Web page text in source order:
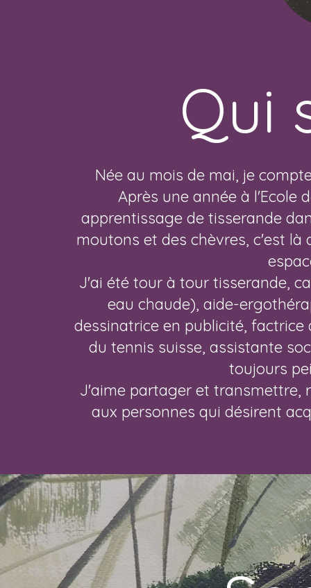
Qui
Née au mois de mai, je
Après une année à l'Ecole
apprentissage de tisserande
moutons et des chèvres, c'est
J'ai été tour à tour tisserande,
eau chaude), aide-
dessinatrice en publicité,
du tennis suisse, assistante
toujours
J'aime partager et transmettre,
aux personnes qui désirent